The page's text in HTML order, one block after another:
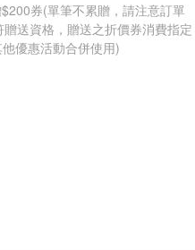
券(單筆不累贈，請注意訂單
送資格，贈送之折價券消費指定
優惠活動合併使用)